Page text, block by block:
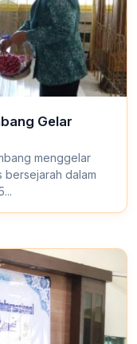
Gelar
menggelar
bersejarah dalam